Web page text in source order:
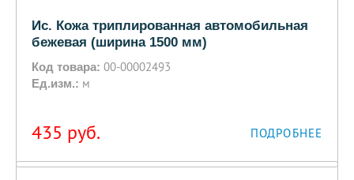
Ис. Кожа триплированная автомобильная
бежевая (ширина 1500 мм)
Код товара: 00-00002493
Ед.изм.: м
435 руб. ПОДРОБНЕЕ